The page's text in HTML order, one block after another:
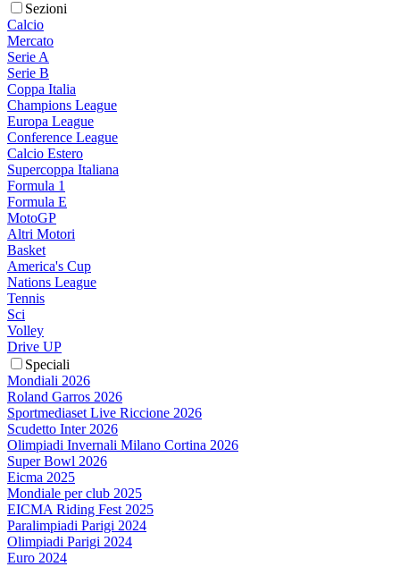
Sezioni
Calcio
Mercato
Serie A
Serie B
Coppa Italia
Champions League
Europa League
Conference League
Calcio Estero
Supercoppa Italiana
Formula 1
Formula E
MotoGP
Altri Motori
Basket
America's Cup
Nations League
Tennis
Sci
Volley
Drive UP
Speciali
Mondiali 2026
Roland Garros 2026
Sportmediaset Live Riccione 2026
Scudetto Inter 2026
Olimpiadi Invernali Milano Cortina 2026
Super Bowl 2026
Eicma 2025
Mondiale per club 2025
EICMA Riding Fest 2025
Paralimpiadi Parigi 2024
Olimpiadi Parigi 2024
Euro 2024